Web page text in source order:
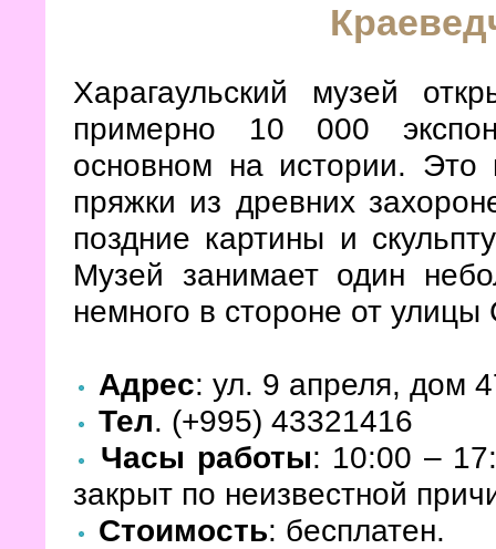
Харагаульский музей
примерно 10 000
основном на истории.
пряжки из древних
поздние картины и
Музей занимает один
немного в стороне от
Адрес: ул. 9 апреля, дом
Тел. (+995) 43321416
Часы работы: 10:00 –
закрыт по неизвестной
Стоимость: бесплатен.